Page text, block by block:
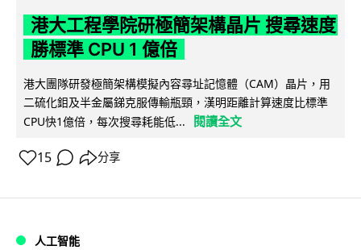
港大工程學院研極簡架構晶片 搜尋速度
勝標準 CPU 1 億倍
港大團隊研發極簡架構模擬內容尋址記憶體（CAM）晶片，用
二硫化鉬及半金屬銻克服傳輸瓶頸，漢明距離計算速度比標準
CPU快1億倍，每次搜尋耗能低...
閱讀全文
15 分享
人工智能